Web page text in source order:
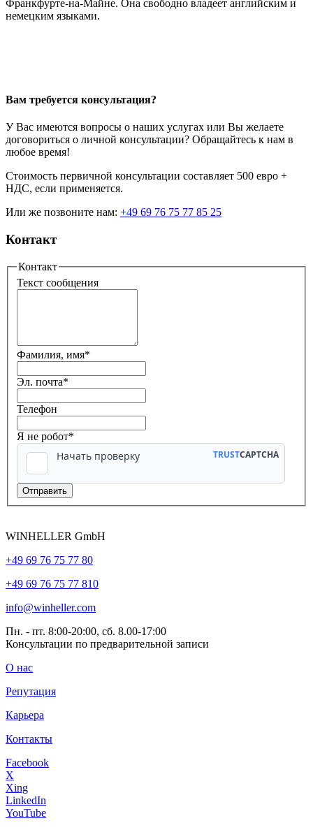
Франкфурте-на-Майне. Она свободно владеет английским и
немецким языками.
Вам требуется консультация?
У Вас имеются вопросы о наших услугах или Вы желаете
договориться о личной консультации? Обращайтесь к нам в
любое время!
Стоимость первичной консультации составляет 500 евро +
НДС, если применяется.
Или же позвоните нам: +49 69 76 75 77 85 25
Контакт
Контакт
Текст сообщения
Фамилия, имя*
Эл. почта*
Телефон
Я не робот*
WINHELLER GmbH
+49 69 76 75 77 80
+49 69 76 75 77 810
info@winheller.com
Пн. - пт. 8:00-20:00, сб. 8.00-17:00
Консультации по предварительной записи
О нас
Репутация
Карьера
Контакты
Facebook
X
Xing
LinkedIn
YouTube